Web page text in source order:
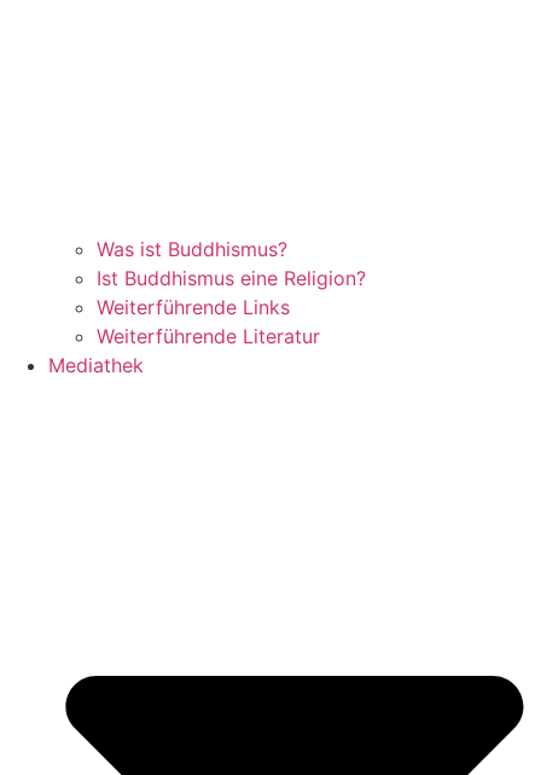
Was ist Buddhismus?
Ist Buddhismus eine Religion?
Weiterführende Links
Weiterführende Literatur
Mediathek